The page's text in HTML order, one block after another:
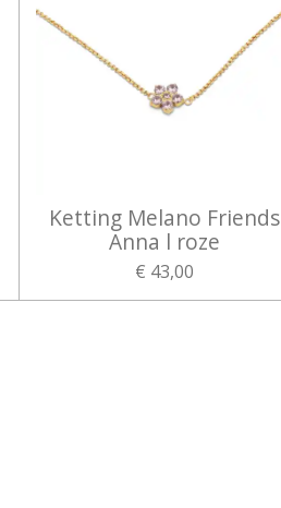
Ketting Melano Friends
Anna l roze
€ 43,00